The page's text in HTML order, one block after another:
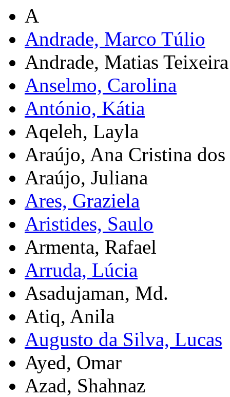
A
Andrade, Marco Túlio
Andrade, Matias
Anselmo, Carolina
António, Kátia
Aqeleh, Layla
Araújo, Ana Cristina dos
Araújo, Juliana
Ares, Graziela
Aristides, Saulo
Armenta, Rafael
Arruda, Lúcia
Asadujaman, Md.
Atiq, Anila
Augusto da Silva, Lucas
Ayed, Omar
Azad, Shahnaz